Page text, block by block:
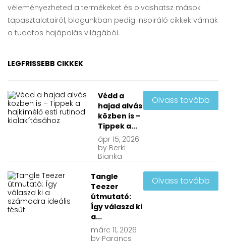
véleményezheted a termékeket és olvashatsz mások
tapasztalatairól, blogunkban pedig inspiráló cikkek várnak
a tudatos hajápolás világából.
LEGFRISSEBB CIKKEK
Védd a
hajad alvás
közben is –
Tippek a...
ápr15, 2026
by Berki
Bianka
Olvass tovább
Tangle
Teezer
útmutató:
Így válaszd ki
a...
márc11, 2026
by Parancs
Olvass tovább